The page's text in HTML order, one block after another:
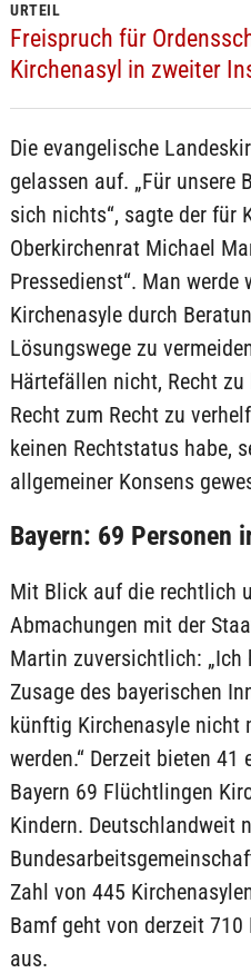
URTEIL
Freispruch für
Kirchenasyl in zweiter
Die evangelische
gelassen auf. „Für unsere
sich nichts“, sagte der für
Oberkirchenrat Michael
Pressedienst“. Man werde
Kirchenasyle durch
Lösungswege zu
Härtefällen nicht, Recht zu
Recht zum Recht zu
keinen Rechtstatus habe,
allgemeiner Konsens
Bayern: 69 Personen
Mit Blick auf die rechtlich
Abmachungen mit der
Martin zuversichtlich: „Ich
Zusage des bayerischen
künftig Kirchenasyle nicht
werden.“ Derzeit bieten
Bayern 69 Flüchtlingen
Kindern. Deutschlandweit
Zahl von 445
Bamf geht von derzeit
aus.